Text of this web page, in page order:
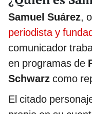
Samuel Suárez,
periodista y
comunicador
en programas de
Schwarz como
El citado